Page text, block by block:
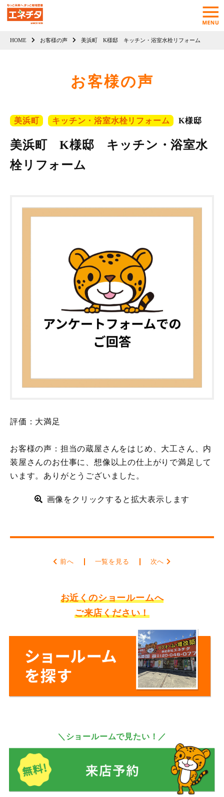
HOME お客様の声 美浜町 K様邸 キッチン・浴室水栓リフォーム
お客様の声
美浜町 キッチン・浴室水栓リフォーム K様邸
美浜町 K様邸 キッチン・浴室水
栓リフォーム
評価：大満足
お客様の声：担当の蔵屋さんをはじめ、大工さん、内
装屋さんのお仕事に、想像以上の仕上がりで満足して
います。ありがとうございました。
画像をクリックすると拡大表示します
前へ 一覧を見る 次へ
お近くのショールームへ
ご来店ください！
＼ショールームで見たい！／